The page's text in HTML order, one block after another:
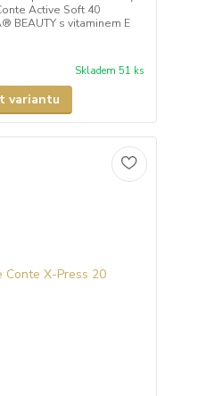
Active Soft 40
BEAUTY s vitaminem E
Skladem 51 ks
variantu